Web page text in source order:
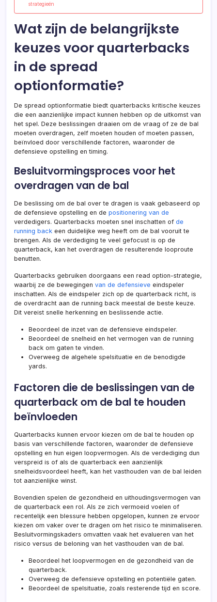
strategieën
Wat zijn de belangrijkste
keuzes voor quarterbacks
in de spread
optionformatie?
De spread optionformatie biedt quarterbacks kritische keuzes
die een aanzienlijke impact kunnen hebben op de uitkomst van
het spel. Deze beslissingen draaien om de vraag of ze de bal
moeten overdragen, zelf moeten houden of moeten passen,
beïnvloed door verschillende factoren, waaronder de
defensieve opstelling en timing.
Besluitvormingsproces voor het
overdragen van de bal
De beslissing om de bal over te dragen is vaak gebaseerd op
de defensieve opstelling en de positionering van de
verdedigers. Quarterbacks moeten snel inschatten of de
running back een duidelijke weg heeft om de bal vooruit te
brengen. Als de verdediging te veel gefocust is op de
quarterback, kan het overdragen de resulterende looproute
benutten.
Quarterbacks gebruiken doorgaans een read option-strategie,
waarbij ze de bewegingen van de defensieve eindspeler
inschatten. Als de eindspeler zich op de quarterback richt, is
de overdracht aan de running back meestal de beste keuze.
Dit vereist snelle herkenning en beslissende actie.
Beoordeel de inzet van de defensieve eindspeler.
Beoordeel de snelheid en het vermogen van de running
back om gaten te vinden.
Overweeg de algehele spelsituatie en de benodigde
yards.
Factoren die de beslissingen van de
quarterback om de bal te houden
beïnvloeden
Quarterbacks kunnen ervoor kiezen om de bal te houden op
basis van verschillende factoren, waaronder de defensieve
opstelling en hun eigen loopvermogen. Als de verdediging dun
verspreid is of als de quarterback een aanzienlijk
snelheidsvoordeel heeft, kan het vasthouden van de bal leiden
tot aanzienlijke winst.
Bovendien spelen de gezondheid en uithoudingsvermogen van
de quarterback een rol. Als ze zich vermoeid voelen of
recentelijk een blessure hebben opgelopen, kunnen ze ervoor
kiezen om vaker over te dragen om het risico te minimaliseren.
Besluitvormingskaders omvatten vaak het evalueren van het
risico versus de beloning van het vasthouden van de bal.
Beoordeel het loopvermogen en de gezondheid van de
quarterback.
Overweeg de defensieve opstelling en potentiële gaten.
Beoordeel de spelsituatie, zoals resterende tijd en score.